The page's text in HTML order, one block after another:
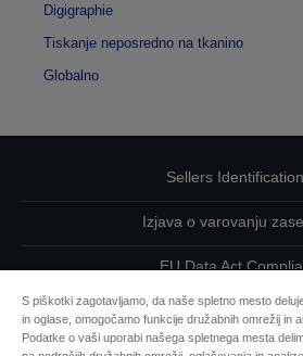
Digigraphie
Tiskanje neposredno na tkanino
Globalno
Sellers Identification
Izjava o varovanju
EU Data Act
Kontaktirajte nas glede
S piškotki zagotavljamo, da naše spletno mesto
in oglase, omogočamo funkcije družabnih omrežij in
Podatke o vaši uporabi našega spletnega mesta